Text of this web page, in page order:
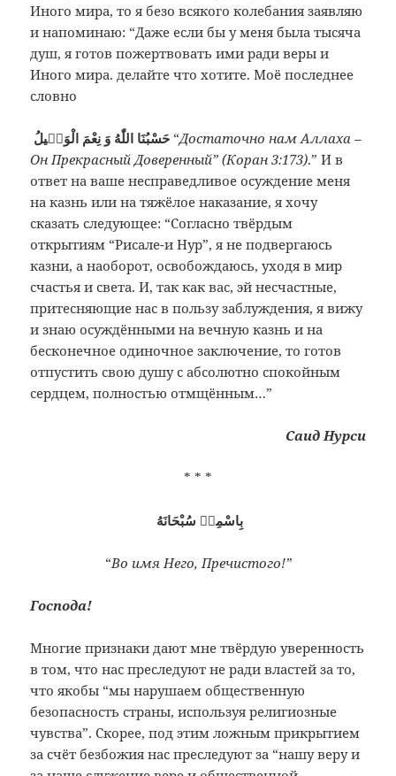
Иного мира, то я безо всякого колебания заявляю
и напоминаю: “Даже если бы у меня была тысяча
душ, я готов пожертвовать ими ради веры и
Иного мира. делайте что хотите. Моё последнее
словно
“Достаточно нам Аллаха –
Он Прекрасный Доверенный” (Коран 3:173).” И в
ответ на ваше несправедливое осуждение меня
на казнь или на тяжёлое наказание, я хочу
сказать следующее: “Согласно твёрдым
открытиям “Рисале-и Нур”, я не подвергаюсь
казни, а наоборот, освобождаюсь, уходя в мир
счастья и света. И, так как вас, эй несчастные,
притесняющие нас в пользу заблуждения, я вижу
и знаю осуждёнными на вечную казнь и на
бесконечное одиночное заключение, то готов
отпустить свою душу с абсолютно спокойным
сердцем, полностью отмщённым…”
Саид Нурси
* * *
بِاسْمِهٖ سُبْحَانَهُ
“Во имя Него, Пречистого!”
Господа!
Многие признаки дают мне твёрдую уверенность
в том, что нас преследуют не ради властей за то,
что якобы “мы нарушаем общественную
безопасность страны, используя религиозные
чувства”. Скорее, под этим ложным прикрытием
за счёт безбожия нас преследуют за “нашу веру и